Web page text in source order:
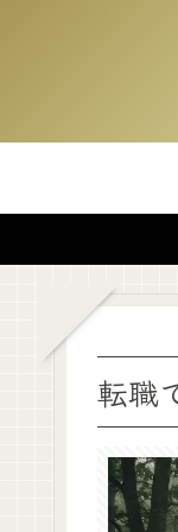
転職